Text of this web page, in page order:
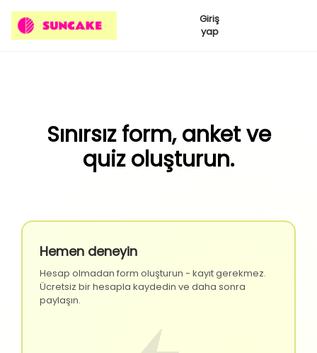
Giriş
yap
Sınırsız form, anket ve
quiz oluşturun.
Hemen deneyin
Hesap olmadan form oluşturun - kayıt gerekmez.
Ücretsiz bir hesapla kaydedin ve daha sonra
paylaşın.